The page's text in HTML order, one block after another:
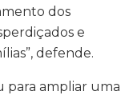
dos
e
defende.
para ampliar uma